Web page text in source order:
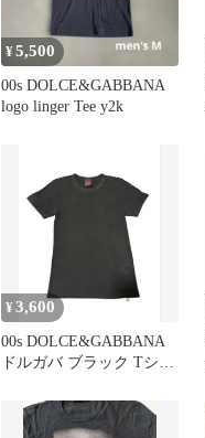
¥5,500
00s DOLCE&GABBANA
logo linger Tee y2k
¥3,600
00s DOLCE&GABBANA
ドルガバ ブラック Tシャ